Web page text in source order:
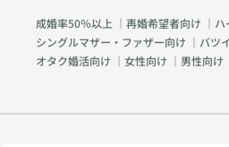
成婚率50％以上 ｜ 再婚希望者向け ｜ ハ
シングルマザー・ファザー向け ｜ バツ
オタク婚活向け ｜ 女性向け ｜ 男性向け